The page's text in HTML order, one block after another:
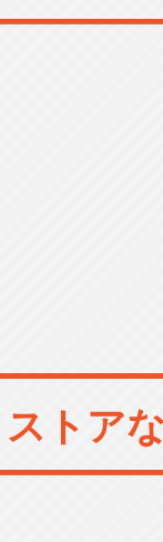
トア